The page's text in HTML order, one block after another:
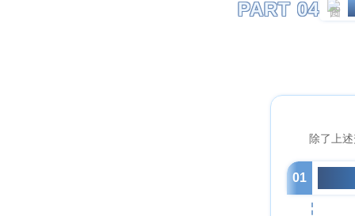
PART 04
除了上
01